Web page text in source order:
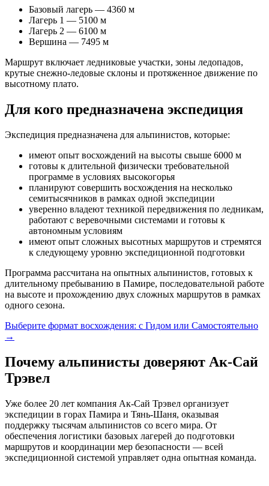
Базовый лагерь — 4360 м
Лагерь 1 — 5100 м
Лагерь 2 — 6100 м
Вершина — 7495 м
Маршрут включает ледниковые участки, зоны ледопадов,
крутые снежно-ледовые склоны и протяженное движение по
высотному плато.
Для кого предназначена экспедиция
Экспедиция предназначена для альпинистов, которые:
имеют опыт восхождений на высоты свыше 6000 м
готовы к длительной физически требовательной
программе в условиях высокогорья
планируют совершить восхождения на несколько
семитысячников в рамках одной экспедиции
уверенно владеют техникой передвижения по ледникам,
работают с веревочными системами и готовы к
автономным условиям
имеют опыт сложных высотных маршрутов и стремятся
к следующему уровню экспедиционной подготовки
Программа рассчитана на опытных альпинистов, готовых к
длительному пребыванию в Памире, последовательной работе
на высоте и прохождению двух сложных маршрутов в рамках
одного сезона.
Выберите формат восхождения: с Гидом или Самостоятельно
→
Почему альпинисты доверяют Ак-Сай
Трэвел
Уже более 20 лет компания Ак-Сай Трэвел организует
экспедиции в горах Памира и Тянь-Шаня, оказывая
поддержку тысячам альпинистов со всего мира. От
обеспечения логистики базовых лагерей до подготовки
маршрутов и координации мер безопасности — всей
экспедиционной системой управляет одна опытная команда.